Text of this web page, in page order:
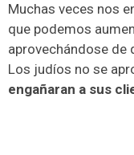
Muchas veces nos
que podemos
aprovechándose de
Los judíos no se
engañaran a sus